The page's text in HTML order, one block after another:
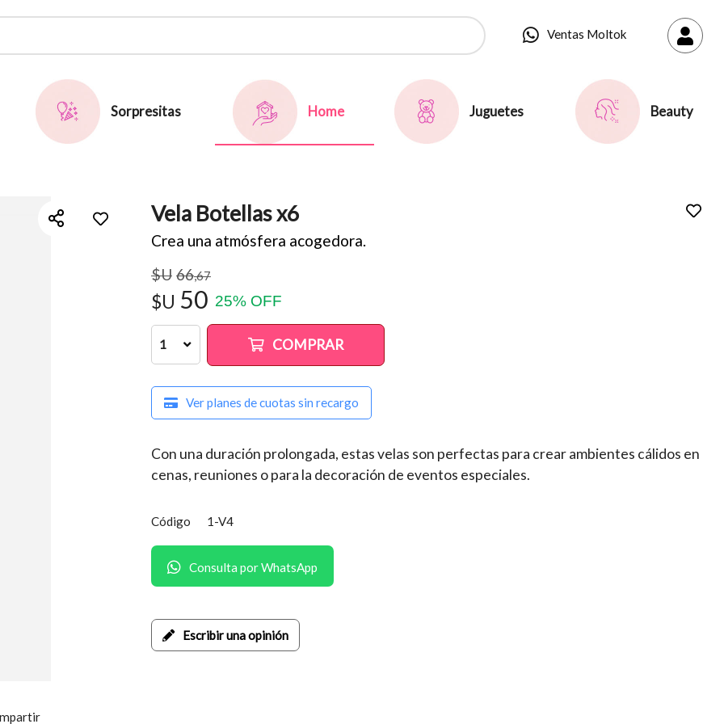
email
Ventas Moltok
Sorpresitas Home Juguetes Beauty
Vela Botellas x6
Crea una atmósfera acogedora.
$U 66,67
$U 50 25% OFF
1 COMPRAR
Ver planes de cuotas sin recargo
Con una duración prolongada, estas velas son perfectas para crear ambientes cálidos en
cenas, reuniones o para la decoración de eventos especiales.
Código 1-V4
Consulta por WhatsApp
Escribir una opinión